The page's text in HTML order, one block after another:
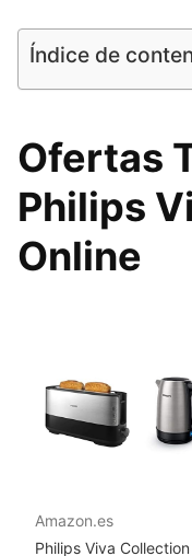
Índice de
Ofertas
Philips
Online
Amazon.es
Philips Viva Collection